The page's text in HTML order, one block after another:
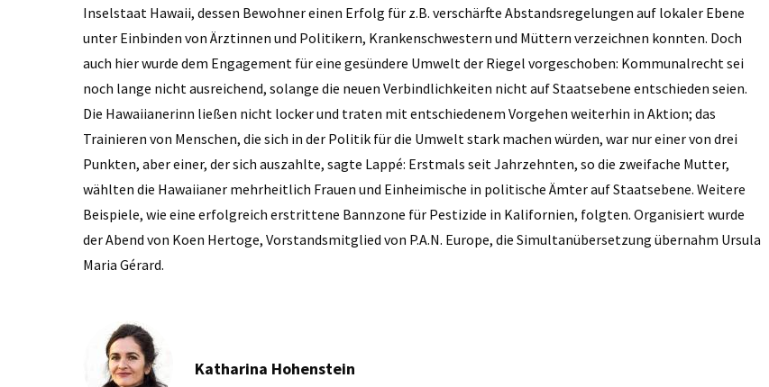
Inselstaat Hawaii, dessen Bewohner einen Erfolg für z.B. verschärfte Abstandsregelungen auf lokaler Ebene
unter Einbinden von Ärztinnen und Politikern, Krankenschwestern und Müttern verzeichnen konnten. Doch
auch hier wurde dem Engagement für eine gesündere Umwelt der Riegel vorgeschoben: Kommunalrecht sei
noch lange nicht ausreichend, solange die neuen Verbindlichkeiten nicht auf Staatsebene entschieden seien.
Die Hawaiianerinn ließen nicht locker und traten mit entschiedenem Vorgehen weiterhin in Aktion; das
Trainieren von Menschen, die sich in der Politik für die Umwelt stark machen würden, war nur einer von drei
Punkten, aber einer, der sich auszahlte, sagte Lappé: Erstmals seit Jahrzehnten, so die zweifache Mutter,
wählten die Hawaiianer mehrheitlich Frauen und Einheimische in politische Ämter auf Staatsebene. Weitere
Beispiele, wie eine erfolgreich erstrittene Bannzone für Pestizide in Kalifornien, folgten. Organisiert wurde
der Abend von Koen Hertoge, Vorstandsmitglied von P.A.N. Europe, die Simultanübersetzung übernahm Ursula
Maria Gérard.
Katharina Hohenstein